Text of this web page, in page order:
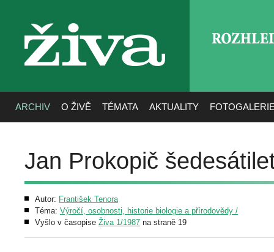
živa
ARCHIV O ŽIVĚ TÉMATA AKTUALITY
Jan Prokopič
Autor: František Tenora
Téma: Výročí, osobnosti, historie biologie a přírodovědy /
Vyšlo v časopise Živa 1/1987 na straně 19